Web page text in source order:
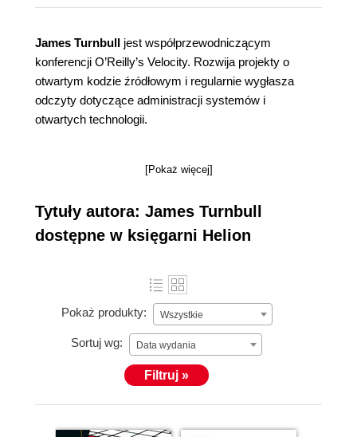
James Turnbull jest współprzewodniczącym
konferencji O’Reilly’s Velocity. Rozwija projekty o
otwartym kodzie źródłowym i regularnie wygłasza
odczyty dotyczące administracji systemów i
otwartych technologii.
[Pokaż więcej]
Tytuły autora: James Turnbull
dostępne w księgarni Helion
Pokaż produkty: Wszystkie
Sortuj wg: Data wydania
Filtruj »